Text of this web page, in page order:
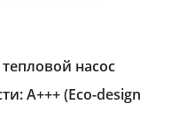
насос
А+++ (Eco-design